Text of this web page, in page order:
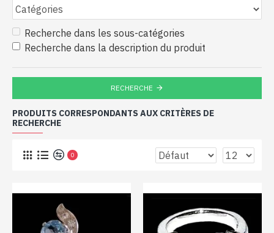
Recherche dans les sous-catégories
Recherche dans la description du produit
RECHERCHE
PRODUITS CORRESPONDANTS AUX CRITÈRES DE
RECHERCHE
0